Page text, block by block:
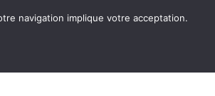
navigation implique votre acceptation.